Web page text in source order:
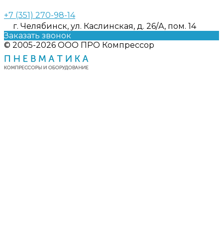
+7 (351) 270-98-14
г. Челябинск, ул. Каслинская, д. 26/А, пом. 14
Заказать звонок
© 2005-2026 ООО ПРО Компрессор